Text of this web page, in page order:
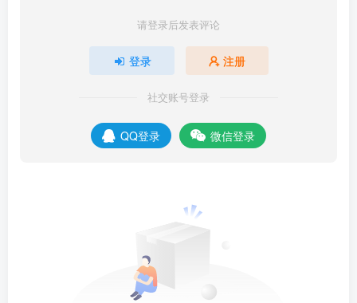
请登录后发表评论
登录 注册
社交账号登录
QQ登录 微信登录